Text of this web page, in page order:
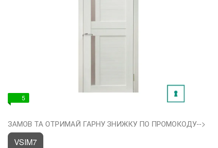
5
ЗАМОВ ТА ОТРИМАЙ ГАРНУ ЗНИЖКУ ПО ПРОМОКОДУ-->
VSIM7